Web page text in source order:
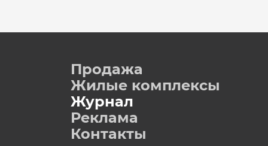
Продажа
Жилые комплексы
Журнал
Реклама
Контакты